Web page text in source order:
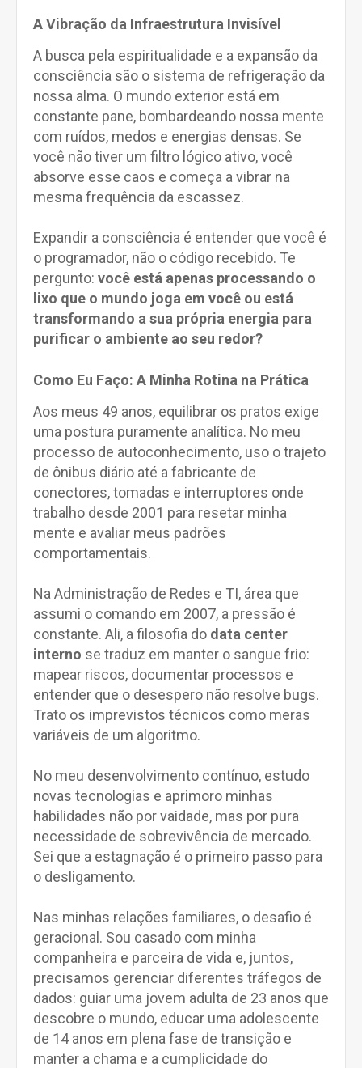
A Vibração da Infraestrutura Invisível
A busca pela espiritualidade e a expansão da
consciência são o sistema de refrigeração da
nossa alma. O mundo exterior está em
constante pane, bombardeando nossa mente
com ruídos, medos e energias densas. Se
você não tiver um filtro lógico ativo, você
absorve esse caos e começa a vibrar na
mesma frequência da escassez.
Expandir a consciência é entender que você é
o programador, não o código recebido. Te
pergunto: você está apenas processando o
lixo que o mundo joga em você ou está
transformando a sua própria energia para
purificar o ambiente ao seu redor?
Como Eu Faço: A Minha Rotina na Prática
Aos meus 49 anos, equilibrar os pratos exige
uma postura puramente analítica. No meu
processo de autoconhecimento, uso o trajeto
de ônibus diário até a fabricante de
conectores, tomadas e interruptores onde
trabalho desde 2001 para resetar minha
mente e avaliar meus padrões
comportamentais.
Na Administração de Redes e TI, área que
assumi o comando em 2007, a pressão é
constante. Ali, a filosofia do data center
interno se traduz em manter o sangue frio:
mapear riscos, documentar processos e
entender que o desespero não resolve bugs.
Trato os imprevistos técnicos como meras
variáveis de um algoritmo.
No meu desenvolvimento contínuo, estudo
novas tecnologias e aprimoro minhas
habilidades não por vaidade, mas por pura
necessidade de sobrevivência de mercado.
Sei que a estagnação é o primeiro passo para
o desligamento.
Nas minhas relações familiares, o desafio é
geracional. Sou casado com minha
companheira e parceira de vida e, juntos,
precisamos gerenciar diferentes tráfegos de
dados: guiar uma jovem adulta de 23 anos que
descobre o mundo, educar uma adolescente
de 14 anos em plena fase de transição e
manter a chama e a cumplicidade do